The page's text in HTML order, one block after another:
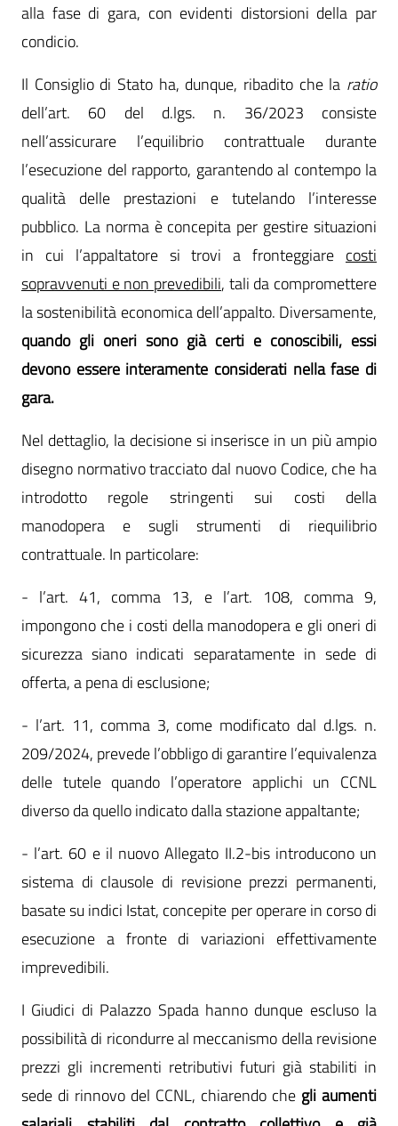
alla fase di gara, con evidenti distorsioni della par
condicio.
Il Consiglio di Stato ha, dunque, ribadito che la ratio
dell’art. 60 del d.lgs. n. 36/2023 consiste
nell’assicurare l’equilibrio contrattuale durante
l’esecuzione del rapporto, garantendo al contempo la
qualità delle prestazioni e tutelando l’interesse
pubblico. La norma è concepita per gestire situazioni
in cui l’appaltatore si trovi a fronteggiare costi
sopravvenuti e non prevedibili, tali da compromettere
la sostenibilità economica dell’appalto. Diversamente,
quando gli oneri sono già certi e conoscibili, essi
devono essere interamente considerati nella fase di
gara.
Nel dettaglio, la decisione si inserisce in un più ampio
disegno normativo tracciato dal nuovo Codice, che ha
introdotto regole stringenti sui costi della
manodopera e sugli strumenti di riequilibrio
contrattuale. In particolare:
- l’art. 41, comma 13, e l’art. 108, comma 9,
impongono che i costi della manodopera e gli oneri di
sicurezza siano indicati separatamente in sede di
offerta, a pena di esclusione;
- l’art. 11, comma 3, come modificato dal d.lgs. n.
209/2024, prevede l’obbligo di garantire l’equivalenza
delle tutele quando l’operatore applichi un CCNL
diverso da quello indicato dalla stazione appaltante;
- l’art. 60 e il nuovo Allegato II.2-bis introducono un
sistema di clausole di revisione prezzi permanenti,
basate su indici Istat, concepite per operare in corso di
esecuzione a fronte di variazioni effettivamente
imprevedibili.
I Giudici di Palazzo Spada hanno dunque escluso la
possibilità di ricondurre al meccanismo della revisione
prezzi gli incrementi retributivi futuri già stabiliti in
sede di rinnovo del CCNL, chiarendo che gli aumenti